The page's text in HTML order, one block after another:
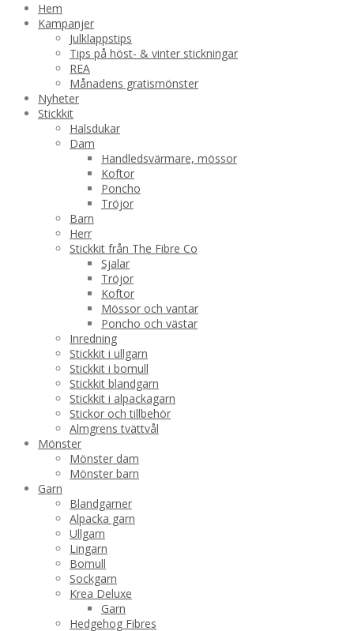
Hem
Kampanjer
Julklappstips
Tips på höst- & vinter stickningar
REA
Månadens gratismönster
Nyheter
Stickkit
Halsdukar
Dam
Handledsvärmare, mössor
Koftor
Poncho
Tröjor
Barn
Herr
Stickkit från The Fibre Co
Sjalar
Tröjor
Koftor
Mössor och vantar
Poncho och västar
Inredning
Stickkit i ullgarn
Stickkit i bomull
Stickkit blandgarn
Stickkit i alpackagarn
Stickor och tillbehör
Almgrens tvättvål
Mönster
Mönster dam
Mönster barn
Garn
Blandgarner
Alpacka garn
Ullgarn
Lingarn
Bomull
Sockgarn
Krea Deluxe
Garn
Hedgehog Fibres